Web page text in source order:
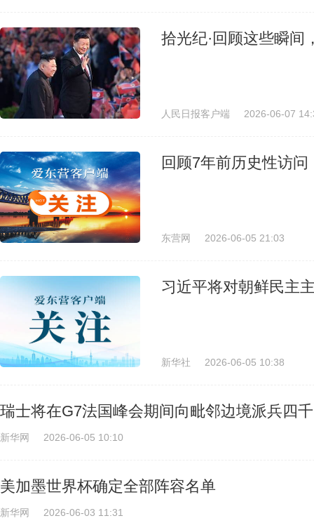
拾光纪·回顾这些瞬间
人民日报客户端 2026-06-07
回顾7年前历史性访问
东营网 2026-06-05 21:03
习近平将对朝鲜民主
新华社 2026-06-05 10:38
瑞士将在G7法国峰会期间向毗邻边境派兵四千
新华网 2026-06-05 10:10
美加墨世界杯确定全部阵容名单
新华网 2026-06-03 11:31